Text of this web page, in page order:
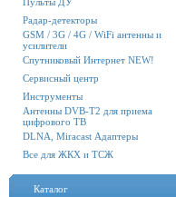
Радар-детекторы
GSM / 3G / 4G / WiFi антенны и
усилители
Спутниковый Интернет NEW!
Сервисный центр
Инструменты
Антенны DVB-T2 для приема
цифрового ТВ
DLNA, Miracast Адаптеры
Все для ЖКХ и ТСЖ
Каталог